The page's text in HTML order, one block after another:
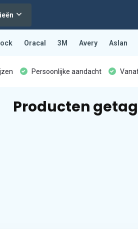
Oracal 3M Avery Aslan
Persoonlijke aandacht
Producten